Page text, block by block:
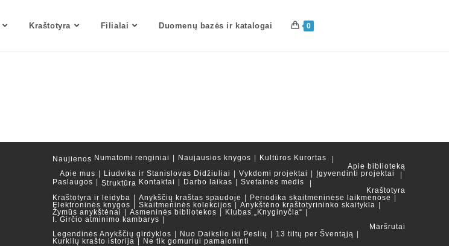
Kraštotyra Filialai Duomenų bazės ir katalogai 0
Naujienos Numatomi renginiai Naujausios knygos
Kultūros Kurortas
Apie biblioteką
Apie mus
Liudvika ir Stanislovas Didžiuliai Vykdomi projektai
Įgyvendinti projektai
Paslaugos
Struktūra Kontaktai Darbo laikas
Svetainės medis
Kraštotyra
Kraštotyra ir leidyba
Anykščių kraštas spaudoje
Periodika skaitmeninėse laikmenose
Elektroninės knygos
Skaitmeninės kolekcijos
Anykštėno kraštotyrininko skaitykla
Žymūs anykštėnai
Asmeninės bibliotekos
Klubas „Knyginyčia“
I. Girčio atminimo kambarys
Maršrutai
Legendinės Anykščių girdyklos
Nuo Daikslio iki Peslių
13 tiltų per Šventąją
Kurklių krašto istorija
Ne tik gomuriui pamaloninti